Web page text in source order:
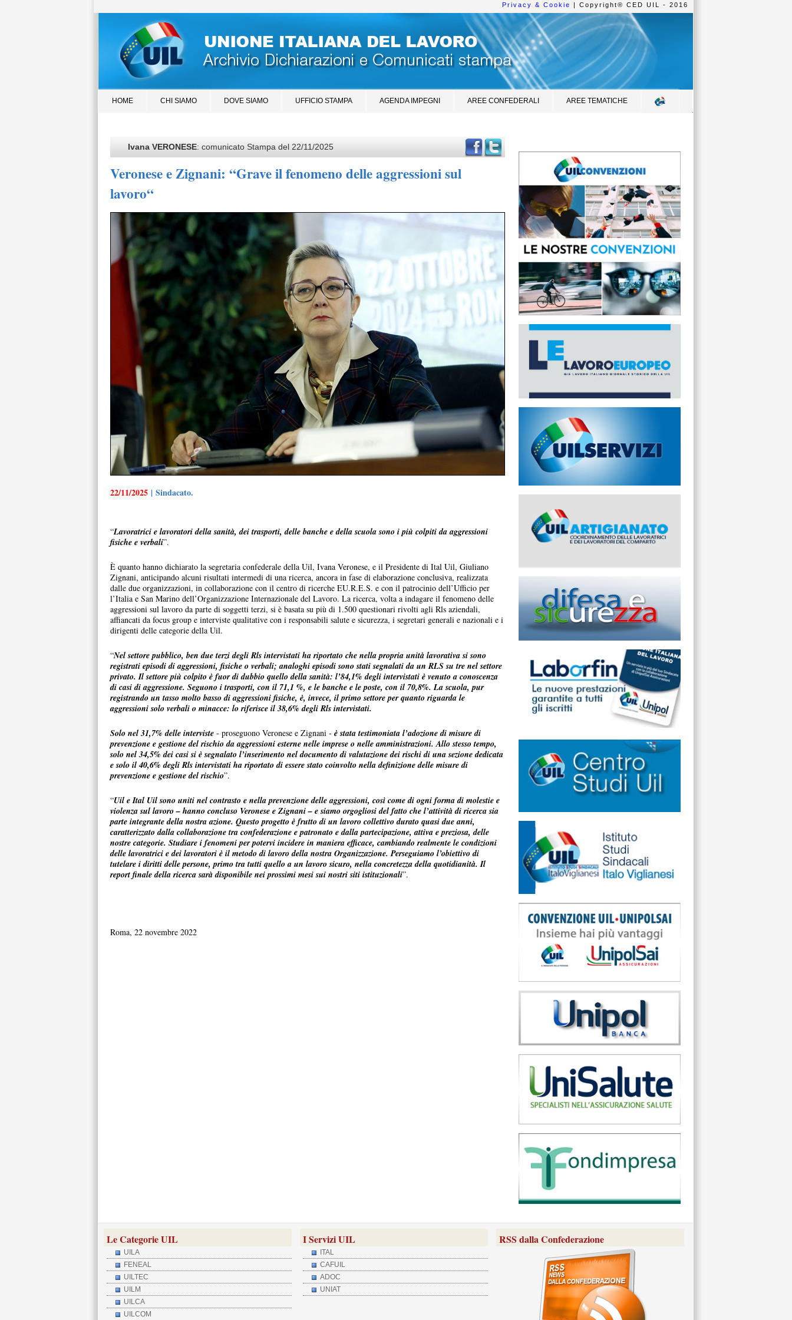
Privacy & Cookie | Copyright® CED UIL - 2016
HOME CHI SIAMO DOVE SIAMO UFFICIO STAMPA AGENDA IMPEGNI AREE CONFEDERALI AREE TEMATICHE
Ivana VERONESE: comunicato Stampa del 22/11/2025
Veronese e Zignani: “Grave il fenomeno delle aggressioni sul
lavoro“
22/11/2025 | Sindacato.
“Lavoratrici e lavoratori della sanità, dei trasporti, delle banche e della scuola sono i più colpiti da aggressioni
fisiche e verbali”.
È quanto hanno dichiarato la segretaria confederale della Uil, Ivana Veronese, e il Presidente di Ital Uil, Giuliano
Zignani, anticipando alcuni risultati intermedi di una ricerca, ancora in fase di elaborazione conclusiva, realizzata
dalle due organizzazioni, in collaborazione con il centro di ricerche EU.R.E.S. e con il patrocinio dell’Ufficio per
l’Italia e San Marino dell’Organizzazione Internazionale del Lavoro. La ricerca, volta a indagare il fenomeno delle
aggressioni sul lavoro da parte di soggetti terzi, si è basata su più di 1.500 questionari rivolti agli Rls aziendali,
affiancati da focus group e interviste qualitative con i responsabili salute e sicurezza, i segretari generali e nazionali e i
dirigenti delle categorie della Uil.
“Nel settore pubblico, ben due terzi degli Rls intervistati ha riportato che nella propria unità lavorativa si sono
registrati episodi di aggressioni, fisiche o verbali; analoghi episodi sono stati segnalati da un RLS su tre nel settore
privato. Il settore più colpito è fuor di dubbio quello della sanità: l’84,1% degli intervistati è venuto a conoscenza
di casi di aggressione. Seguono i trasporti, con il 71,1 %, e le banche e le poste, con il 70,8%. La scuola, pur
registrando un tasso molto basso di aggressioni fisiche, è, invece, il primo settore per quanto riguarda le
aggressioni solo verbali o minacce: lo riferisce il 38,6% degli Rls intervistati.
Solo nel 31,7% delle interviste - proseguono Veronese e Zignani - è stata testimoniata l’adozione di misure di
prevenzione e gestione del rischio da aggressioni esterne nelle imprese o nelle amministrazioni. Allo stesso tempo,
solo nel 34,5% dei casi si è segnalato l’inserimento nel documento di valutazione dei rischi di una sezione dedicata
e solo il 40,6% degli Rls intervistati ha riportato di essere stato coinvolto nella definizione delle misure di
prevenzione e gestione del rischio”.
“Uil e Ital Uil sono uniti nel contrasto e nella prevenzione delle aggressioni, così come di ogni forma di molestie e
violenza sul lavoro – hanno concluso Veronese e Zignani – e siamo orgogliosi del fatto che l’attività di ricerca sia
parte integrante della nostra azione. Questo progetto è frutto di un lavoro collettivo durato quasi due anni,
caratterizzato dalla collaborazione tra confederazione e patronato e dalla partecipazione, attiva e preziosa, delle
nostre categorie. Studiare i fenomeni per potervi incidere in maniera efficace, cambiando realmente le condizioni
delle lavoratrici e dei lavoratori è il metodo di lavoro della nostra Organizzazione. Perseguiamo l’obiettivo di
tutelare i diritti delle persone, primo tra tutti quello a un lavoro sicuro, nella concretezza della quotidianità. Il
report finale della ricerca sarà disponibile nei prossimi mesi sui nostri siti istituzionali”.
Roma, 22 novembre 2022
Le Categorie UIL
UILA
FENEAL
UILTEC
UILM
UILCA
UILCOM
I Servizi UIL
ITAL
CAFUIL
ADOC
UNIAT
RSS dalla Confederazione